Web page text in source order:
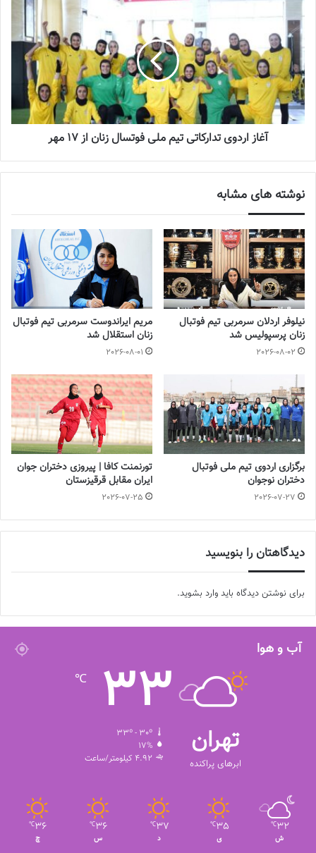
آینده درخشانی در انتظار فوتبال بانوان است
2022-12-10
سرمربی تیم فوتبال زنان سپاهان خاطرنشان کرد: با توجه به تغییرات زیاد
تیم، بیشتر داریم روی هماهنگی بین بازیکنان کار می‌کنیم. یک بازی مهم
و سخت با پرسپولیس داریم، امیدوارم بتوانیم با دست پر از زمین خارج
وی در مورد وضعیت مصدومیت هاجر دباغی گفت: شاید هاجر دباغی
نیم‌فصل برسد، خودش و پزشکان تمام تلاششان را می‌کنند تا به
بیان محمودیدر پایان عنوان داشت: سال گذشته تا هفته آخر برای
قهرمانی می‌جنگیدیم، امسال با توجه به حضور ۸ بازیکن آکادمی در تیم
و سیاست باشگاه، امیدواریم مقامی درخور به دست بیاوریم.
💻منبع:باشگاه سپاهان 📸عکس:باشگاه سپاهان
با فوتبالز همراه شوید
◾️فوتبالز را در اینستاگرام دنبال کنید ◾️ footballs.women@
بیان محمودی زنان سپاهان فوتبال بانوان
آغاز اردوی تدارکاتی تیم ملی فوتسال زنان از 17 مهر
نوشته های مشابه
نیلوفر اردلان سرمربی تیم فوتبال
زنان پرسپولیس شد
2026-08-02
مریم ایراندوست سرمربی تیم فوتبال
زنان استقلال شد
2026-08-01
برگزاری اردوی تیم ملی فوتبال
دختران نوجوان
2026-07-27
تورنمنت کافا | پیروزی دختران جوان
ایران مقابل قرقیزستان
2026-07-25
دیدگاهتان را بنویسید
برای نوشتن دیدگاه باید وارد بشوید.
آب و هوا
تهران
ابرهای پراکنده
33
℃
33º - 30º
17%
4.92 کیلومتر/ساعت
32
℃
ش
35
℃
ی
37
℃
د
36
℃
س
36
℃
چ